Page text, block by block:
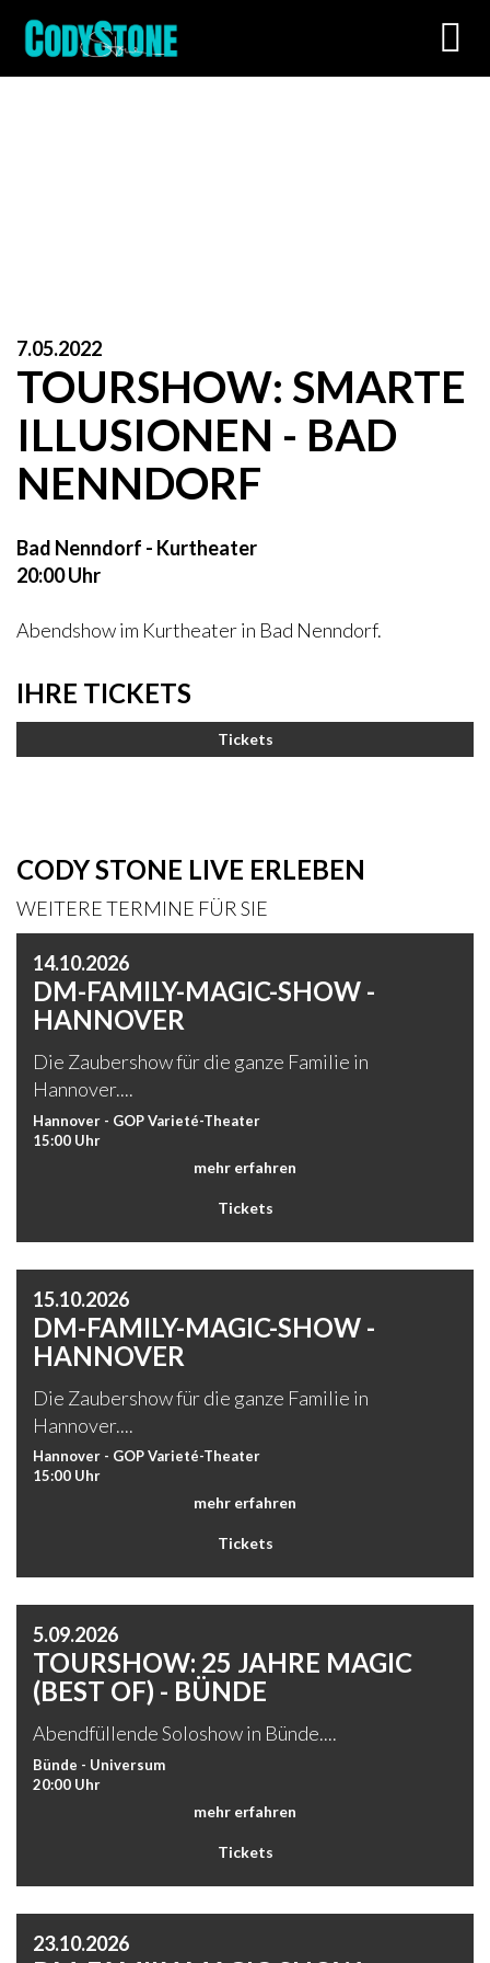
7.05.2022
TOURSHOW: SMARTE
ILLUSIONEN - BAD
NENNDORF
Bad Nenndorf - Kurtheater
20:00 Uhr
Abendshow im Kurtheater in Bad Nenndorf.
IHRE TICKETS
Tickets
CODY STONE LIVE ERLEBEN
WEITERE TERMINE FÜR SIE
14.10.2026
DM-FAMILY-MAGIC-SHOW -
HANNOVER
Die Zaubershow für die ganze Familie in
Hannover....
Hannover - GOP Varieté-Theater
15:00 Uhr
mehr erfahren
Tickets
15.10.2026
DM-FAMILY-MAGIC-SHOW -
HANNOVER
Die Zaubershow für die ganze Familie in
Hannover....
Hannover - GOP Varieté-Theater
15:00 Uhr
mehr erfahren
Tickets
5.09.2026
TOURSHOW: 25 JAHRE MAGIC
(BEST OF) - BÜNDE
Abendfüllende Soloshow in Bünde....
Bünde - Universum
20:00 Uhr
mehr erfahren
Tickets
23.10.2026